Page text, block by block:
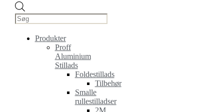
search
Produkter
Proff
Aluminium
Stillads
Foldestillads
Tilbehør
Smalle
rullestilladser
2M